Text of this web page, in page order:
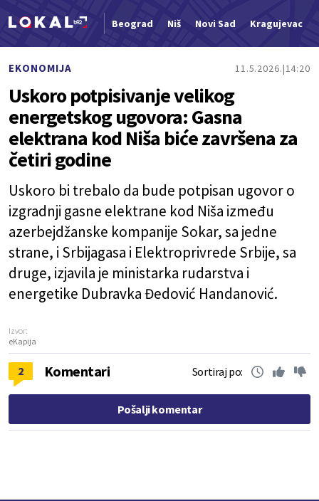
Beograd Niš Novi Sad Kragujevac
EKONOMIJA 11.5.2026. 14:20
Uskoro potpisivanje velikog
energetskog ugovora: Gasna
elektrana kod Niša biće završena za
četiri godine
Uskoro bi trebalo da bude potpisan ugovor o
izgradnji gasne elektrane kod Niša između
azerbejdžanske kompanije Sokar, sa jedne
strane, i Srbijagasa i Elektroprivrede Srbije, sa
druge, izjavila je ministarka rudarstva i
energetike Dubravka Đedović Handanović.
Izvor:
eKapija
2 Komentari Sortiraj po:
Pošalji komentar